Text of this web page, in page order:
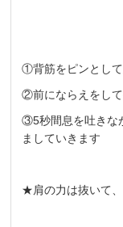
①背筋をピンとして
②前にならえをし
③5秒間息を吐きな
ましていきます
★肩の力は抜いて